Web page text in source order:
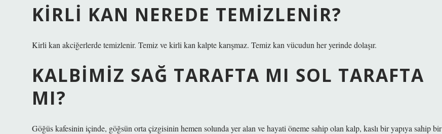
KIRLI KAN NEREDE TEMIZLENIR?
Kirli kan akciğerlerde temizlenir. Temiz ve kirli kan kalpte karışmaz. Temiz kan vücudun her yerinde dolaşır.
KALBIMIZ SAĞ TARAFTA MI SOL TARAFTA
MI?
Göğüs kafesinin içinde, göğsün orta çizgisinin hemen solunda yer alan ve hayati öneme sahip olan kalp, kaslı bir yapıya sahip bir